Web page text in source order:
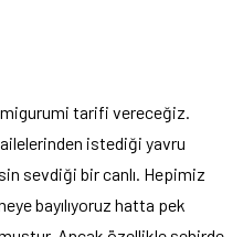
tarifi vereceğiz.
istediği yavru
sevdiği bir canlı. Hepimiz
bayılıyoruz hatta pek